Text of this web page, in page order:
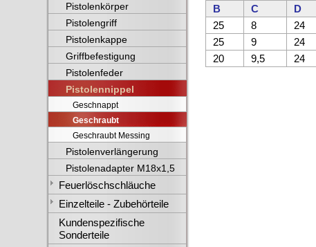
Pistolenkörper
Pistolengriff
Pistolenkappe
Griffbefestigung
Pistolenfeder
Pistolennippel
Geschnappt
Geschraubt
Geschraubt Messing
Pistolenverlängerung
Pistolenadapter M18x1,5
Feuerlöschschläuche
Einzelteile - Zubehörteile
Kundenspezifische
Sonderteile
B C D
25
8 24
25
9 24
20
9,5 24